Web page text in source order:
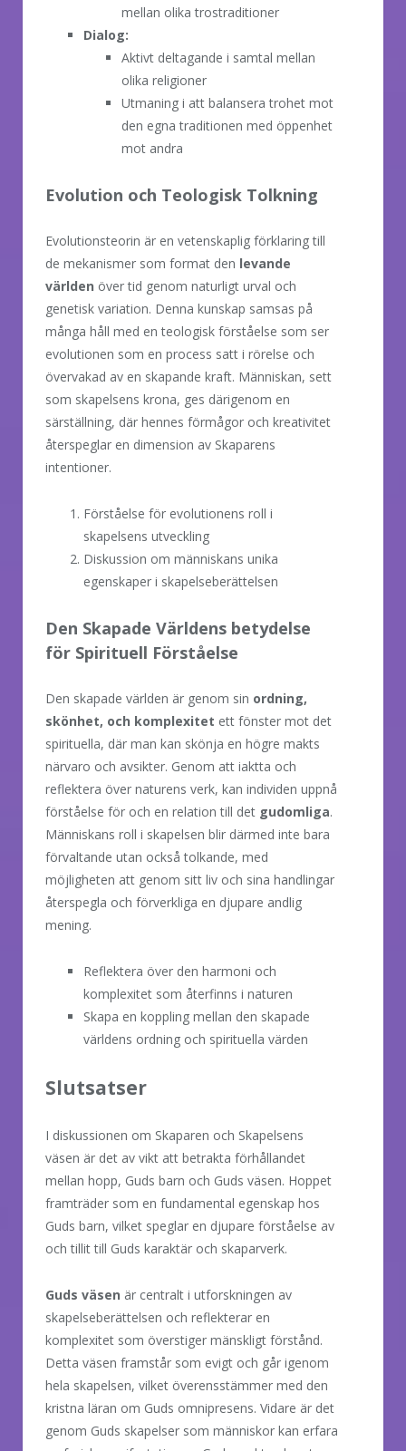
mellan olika trostraditioner
Dialog:
Aktivt deltagande i samtal mellan
olika religioner
Utmaning i att balansera trohet mot
den egna traditionen med öppenhet
mot andra
Evolution och Teologisk Tolkning
Evolutionsteorin är en vetenskaplig förklaring till
de mekanismer som format den levande
världen över tid genom naturligt urval och
genetisk variation. Denna kunskap samsas på
många håll med en teologisk förståelse som ser
evolutionen som en process satt i rörelse och
övervakad av en skapande kraft. Människan, sett
som skapelsens krona, ges därigenom en
särställning, där hennes förmågor och kreativitet
återspeglar en dimension av Skaparens
intentioner.
Förståelse för evolutionens roll i
skapelsens utveckling
Diskussion om människans unika
egenskaper i skapelseberättelsen
Den Skapade Världens betydelse
för Spirituell Förståelse
Den skapade världen är genom sin ordning,
skönhet, och komplexitet ett fönster mot det
spirituella, där man kan skönja en högre makts
närvaro och avsikter. Genom att iaktta och
reflektera över naturens verk, kan individen uppnå
förståelse för och en relation till det gudomliga.
Människans roll i skapelsen blir därmed inte bara
förvaltande utan också tolkande, med
möjligheten att genom sitt liv och sina handlingar
återspegla och förverkliga en djupare andlig
mening.
Reflektera över den harmoni och
komplexitet som återfinns i naturen
Skapa en koppling mellan den skapade
världens ordning och spirituella värden
Slutsatser
I diskussionen om Skaparen och Skapelsens
väsen är det av vikt att betrakta förhållandet
mellan hopp, Guds barn och Guds väsen. Hoppet
framträder som en fundamental egenskap hos
Guds barn, vilket speglar en djupare förståelse av
och tillit till Guds karaktär och skaparverk.
Guds väsen är centralt i utforskningen av
skapelseberättelsen och reflekterar en
komplexitet som överstiger mänskligt förstånd.
Detta väsen framstår som evigt och går igenom
hela skapelsen, vilket överensstämmer med den
kristna läran om Guds omnipresens. Vidare är det
genom Guds skapelser som människor kan erfara